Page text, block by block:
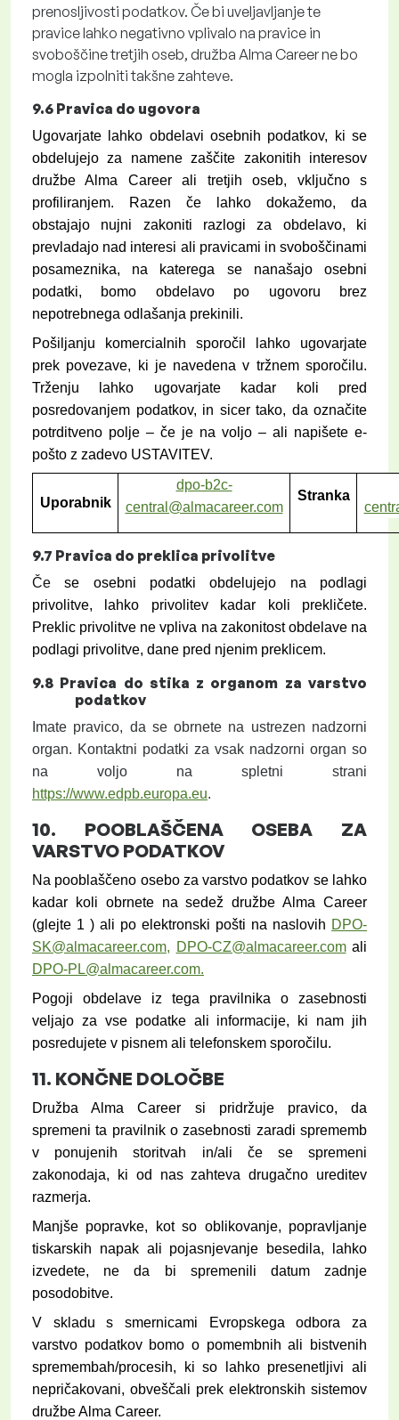
prenosljivosti podatkov. Če bi uveljavljanje te
pravice lahko negativno vplivalo na pravice in
svoboščine tretjih oseb, družba Alma Career ne bo
mogla izpolniti takšne zahteve.
9.6 Pravica do ugovora
Ugovarjate lahko obdelavi osebnih podatkov, ki se
obdelujejo za namene zaščite zakonitih interesov
družbe Alma Career ali tretjih oseb, vključno s
profiliranjem. Razen če lahko dokažemo, da
obstajajo nujni zakoniti razlogi za obdelavo, ki
prevladajo nad interesi ali pravicami in svoboščinami
posameznika, na katerega se nanašajo osebni
podatki, bomo obdelavo po ugovoru brez
nepotrebnega odlašanja prekinili.
Pošiljanju komercialnih sporočil lahko ugovarjate
prek povezave, ki je navedena v tržnem sporočilu.
Trženju lahko ugovarjate kadar koli pred
posredovanjem podatkov, in sicer tako, da označite
potrditveno polje – če je na voljo – ali napišete e-
pošto z zadevo USTAVITEV.
Uporabnik
dpo-b2c-
central@almacareer.com
Stranka
9.7 Pravica do preklica privolitve
Čese osebni podatki obdelujejo na podlagi
privolitve, lahko privolitev kadar koli prekličete.
Preklic privolitve ne vpliva na zakonitost obdelave na
podlagi privolitve, dane pred njenim preklicem.
9.8 Pravica do stika z organom za varstvo
podatkov
Imate pravico, da se obrnete na ustrezen nadzorni
organ. Kontaktni podatki za vsak nadzorni organ so
na voljo na spletni strani
https://www.edpb.europa.eu.
10. POOBLAŠČENA OSEBA ZA
VARSTVO PODATKOV
Na pooblaščeno osebo za varstvo podatkov se lahko
kadar koli obrnete na sedež družbe Alma Career
(glejte 1 ) ali po elektronski pošti na naslovih DPO-
SK@almacareer.com, DPO-CZ@almacareer.com ali
DPO-PL@almacareer.com.
Pogoji obdelave iz tega pravilnika o zasebnosti
veljajo za vse podatke ali informacije, ki nam jih
posredujete v pisnem ali telefonskem sporočilu.
11. KONČNE DOLOČBE
Družba Alma Career si pridržuje pravico, da
spremeni ta pravilnik o zasebnosti zaradi sprememb
v ponujenih storitvah in/ali če se spremeni
zakonodaja, ki od nas zahteva drugačno ureditev
razmerja.
Manjše popravke, kot so oblikovanje, popravljanje
tiskarskih napak ali pojasnjevanje besedila, lahko
izvedete, ne da bi spremenili datum zadnje
posodobitve.
V skladu s smernicami Evropskega odbora za
varstvo podatkov bomo o pomembnih ali bistvenih
spremembah/procesih, ki so lahko presenetljivi ali
nepričakovani, obveščali prek elektronskih sistemov
družbe Alma Career.